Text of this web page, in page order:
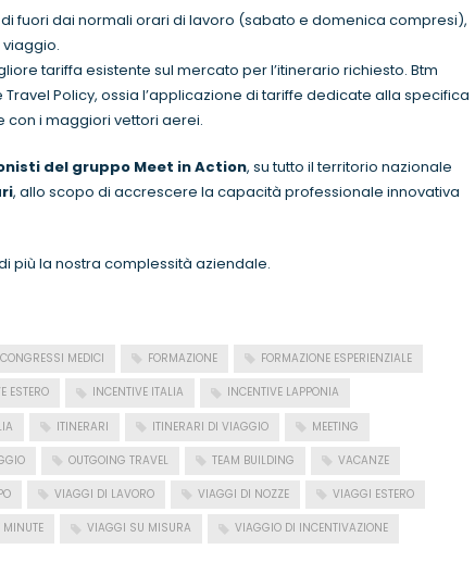
fuori dai normali orari di lavoro (sabato e domenica compresi),
tariffa esistente sul mercato per l’itinerario richiesto. Btm
Policy, ossia l’applicazione di tariffe dedicate alla specifica
i maggiori vettori aerei.
del gruppo Meet in Action, su tutto il territorio nazionale
, allo scopo di accrescere la capacità professionale innovativa
più la nostra complessità aziendale.
CONGRESSI MEDICI FORMAZIONE FORMAZIONE ESPERIENZIALE
ESTERO INCENTIVE ITALIA INCENTIVE LAPPONIA
ITINERARI ITINERARI DI VIAGGIO MEETING
OUTGOING TRAVEL TEAM BUILDING VACANZE
VIAGGI DI LAVORO VIAGGI DI NOZZE VIAGGI ESTERO
VIAGGI SU MISURA VIAGGIO DI INCENTIVAZIONE